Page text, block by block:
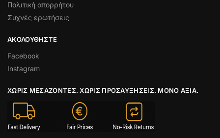
Πολιτική απορρήτου
Συχνές ερωτήσεις
ΑΚΟΛΟΥΘΉΣΤΕ
Facebook
Instagram
ΧΩΡΊΣ ΜΕΣΆΖΟΝΤΕΣ. ΧΩΡΊΣ ΠΡΟΣΑΥΞΉΣΕΙΣ. ΜΌΝΟ ΑΞΊΑ.